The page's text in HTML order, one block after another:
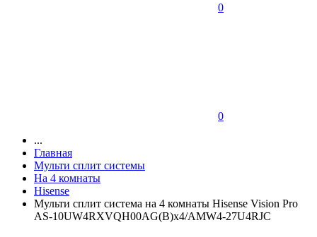
0
0
...
Главная
Мульти сплит системы
На 4 комнаты
Hisense
Мульти сплит система на 4 комнаты Hisense Vision Pro
AS-10UW4RXVQH00AG(B)х4/AMW4-27U4RJC